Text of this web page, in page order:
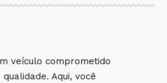
veículo comprometido
Aqui, você